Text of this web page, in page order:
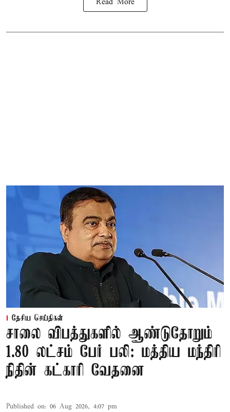
Read More
தேசிய செய்திகள்
சாலை விபத்துகளில் ஆண்டுதோறும்
1.80 லட்சம் பேர் பலி: மத்திய மந்திரி
நிதின் கட்காரி வேதனை
Published on: 06 Aug 2026, 4:07 pm